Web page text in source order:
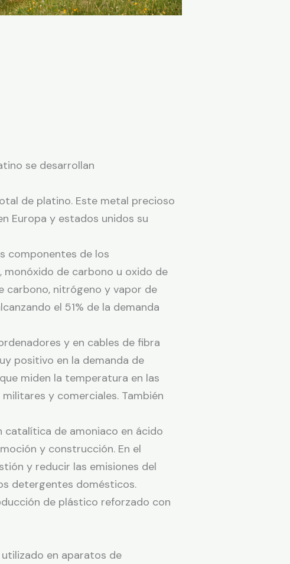
se desarrollan
de platino. Este metal precioso
Europa y estados unidos su
componentes de los
monóxido de carbono u oxido de
carbono, nitrógeno y vapor de
el 51% de la demanda
y en cables de fibra
positivo en la demanda de
miden la temperatura en las
y comerciales. También
catalítica de amoniaco en ácido
y construcción. En el
y reducir las emisiones del
detergentes domésticos.
de plástico reforzado con
en aparatos de